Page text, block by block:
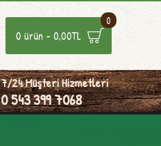
0 ürün - 0,00TL
0
7/24 Müşteri Hizmetleri
0 543 399 7068